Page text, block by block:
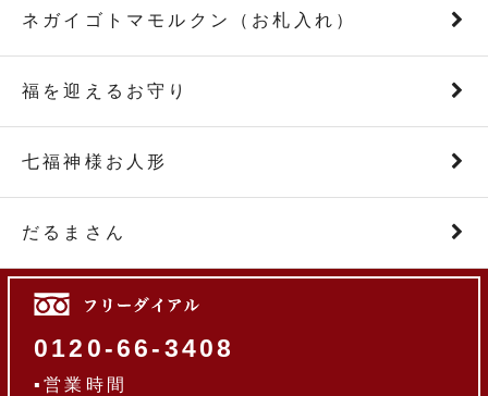
ネガイゴトマモルクン（お札入れ）
福を迎えるお守り
七福神様お人形
だるまさん
0120-66-3408
▪営業時間